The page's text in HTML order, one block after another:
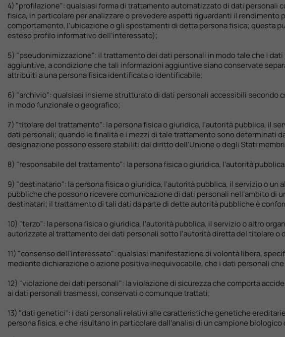
Mondo Honda
Lavora Con Noi
Contattaci
4) "profilazione": qualsiasi forma di trattamento automatizzato di dati
fisica, in particolare per analizzare o prevedere aspetti riguardanti il
comportamento, l'ubicazione o gli spostamenti di detta persona fisica; questa
esteso profilo informativo dell’interessato);
5) "pseudonimizzazione": il trattamento dei dati personali in modo tale che i
aggiuntive, a condizione che tali informazioni aggiuntive siano conservate
attribuiti a una persona fisica identificata o identificabile;
6) "archivio": qualsiasi insieme strutturato di dati personali accessibili
in modo funzionale o geografico;
7) "titolare del trattamento": la persona fisica o giuridica, l'autorità pubblica, il
dati personali; quando le finalità e i mezzi di tale trattamento sono determinati
designazione possono essere stabiliti dal diritto dell'Unione o degli Stati
8) "responsabile del trattamento": la persona fisica o giuridica, l'autorità
9) "destinatario": la persona fisica o giuridica, l'autorità pubblica, il servizio o
pubbliche che possono ricevere comunicazione di dati personali nell'ambito di
destinatari; il trattamento di tali dati da parte di dette autorità pubbliche è
10) "terzo": la persona fisica o giuridica, l'autorità pubblica, il servizio o altro
autorizzate al trattamento dei dati personali sotto l'autorità diretta del titolare o
11) "consenso dell'interessato": qualsiasi manifestazione di volontà libera,
mediante dichiarazione o azione positiva inequivocabile, che i dati personali
12) "violazione dei dati personali": la violazione di sicurezza che comporta
ai dati personali trasmessi, conservati o comunque trattati;
13) "dati genetici": i dati personali relativi alle caratteristiche genetiche
persona fisica, e che risultano in particolare dall'analisi di un campione